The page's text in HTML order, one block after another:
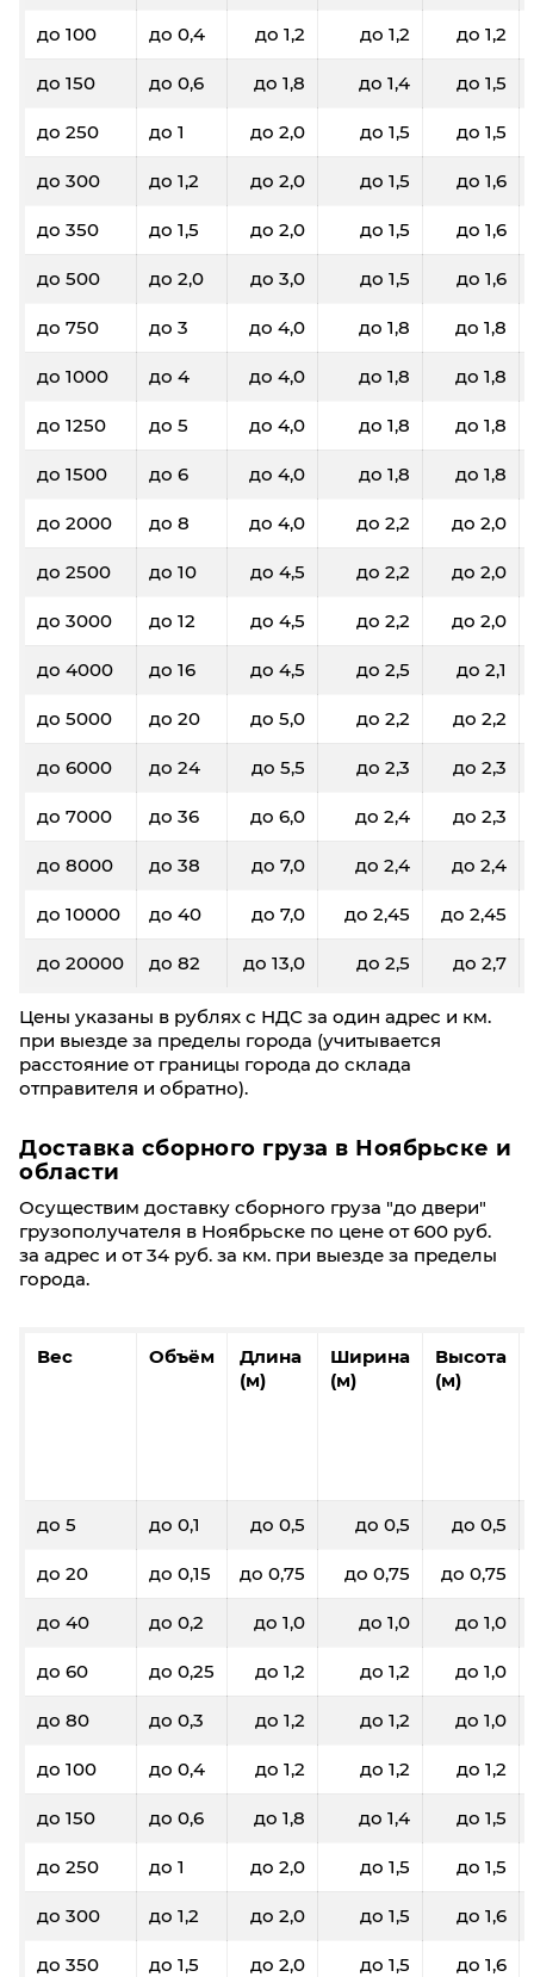
до 100 до 0,4 до 1,2 до 1,2 до 1,2
до 150 до 0,6 до 1,8 до 1,4 до 1,5
до 250 до 1 до 2,0 до 1,5 до 1,5
до 300 до 1,2 до 2,0 до 1,5 до 1,6
до 350 до 1,5 до 2,0 до 1,5 до 1,6
до 500 до 2,0 до 3,0 до 1,5 до 1,6
до 750 до 3 до 4,0 до 1,8 до 1,8
до 1000 до 4 до 4,0 до 1,8 до 1,8
до 1250 до 5 до 4,0 до 1,8 до 1,8
до 1500 до 6 до 4,0 до 1,8 до 1,8
до 2000 до 8 до 4,0 до 2,2 до 2,0
до 2500 до 10 до 4,5 до 2,2 до 2,0
до 3000 до 12 до 4,5 до 2,2 до 2,0
до 4000 до 16 до 4,5 до 2,5 до 2,1
до 5000 до 20 до 5,0 до 2,2 до 2,2
до 6000 до 24 до 5,5 до 2,3 до 2,3
до 7000 до 36 до 6,0 до 2,4 до 2,3
до 8000 до 38 до 7,0 до 2,4 до 2,4
до 10000 до 40 до 7,0 до 2,45 до 2,45
до 20000 до 82 до 13,0 до 2,5 до 2,7
Цены указаны в рублях с НДС за один адрес и км.
при выезде за пределы города (учитывается
расстояние от границы города до склада
отправителя и обратно).
Доставка сборного груза в Ноябрьске и
области
Осуществим доставку сборного груза "до двери"
грузополучателя в Ноябрьске по цене от 600 руб.
за адрес и от 34 руб. за км. при выезде за пределы
города.
Вес Объём
Длина
(м)
Ширина
(м)
Высота
(м)
до 5 до 0,1 до 0,5 до 0,5 до 0,5
до 20 до 0,15 до 0,75 до 0,75 до 0,75
до 40 до 0,2 до 1,0 до 1,0 до 1,0
до 60 до 0,25 до 1,2 до 1,2 до 1,0
до 80 до 0,3 до 1,2 до 1,2 до 1,0
до 100 до 0,4 до 1,2 до 1,2 до 1,2
до 150 до 0,6 до 1,8 до 1,4 до 1,5
до 250 до 1 до 2,0 до 1,5 до 1,5
до 300 до 1,2 до 2,0 до 1,5 до 1,6
до 350 до 1,5 до 2,0 до 1,5 до 1,6